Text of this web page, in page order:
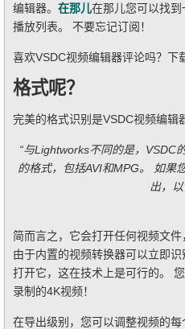
编辑器。 在那儿在那儿您可以找
播放列表。 不要忘记订阅！
喜欢VSDC视频编辑器评论吗？下
格式呢？
完美的格式识别是VSDC视频编辑
“与Lightworks不同的是，VSDC
的格式，包括AVI和MPG。 如果
出，
简而言之，它会打开任何视频文件
由于内置的视频转换器可以立即
打开它，这在技术上是可行的。
录制的4K视频！
在导出级别，您可以调整视频的每